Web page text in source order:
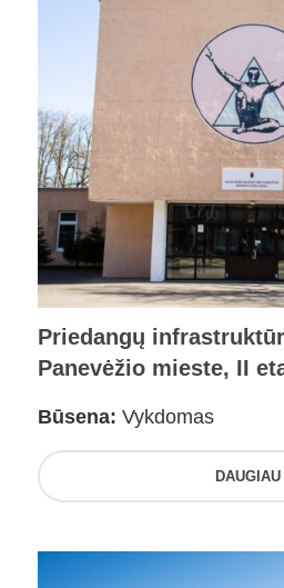
Priedangų
Panevėžio mieste, II
Būsena: Vykdomas
DAUGIAU